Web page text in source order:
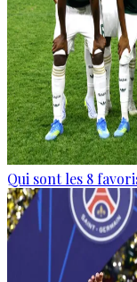
Qui sont les 8